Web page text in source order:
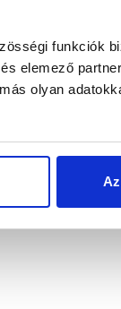
funkciók
elemező
olyan
változó,
a
fa, és